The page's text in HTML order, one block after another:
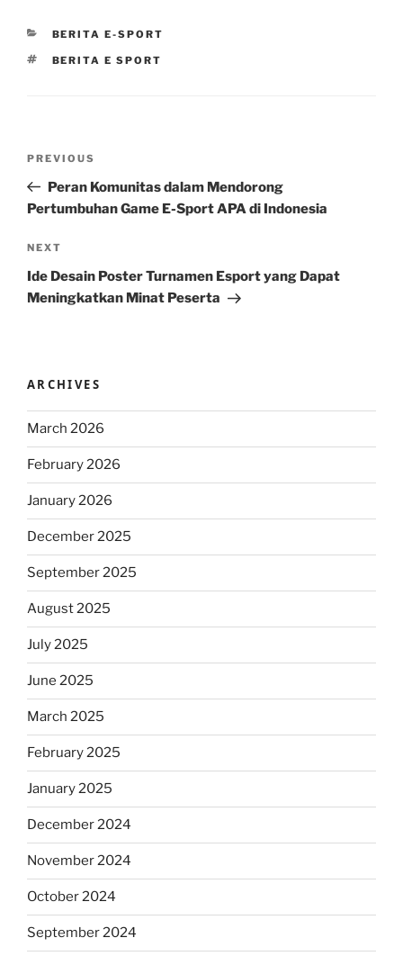
CATEGORIES
BERITA E-SPORT
TAGS
BERITA E SPORT
Previous
Post
PREVIOUS
Peran Komunitas dalam Mendorong
Pertumbuhan Game E-Sport APA di Indonesia
Next
Post
NEXT
Ide Desain Poster Turnamen Esport yang Dapat
Meningkatkan Minat Peserta
ARCHIVES
March 2026
February 2026
January 2026
December 2025
September 2025
August 2025
July 2025
June 2025
March 2025
February 2025
January 2025
December 2024
November 2024
October 2024
September 2024